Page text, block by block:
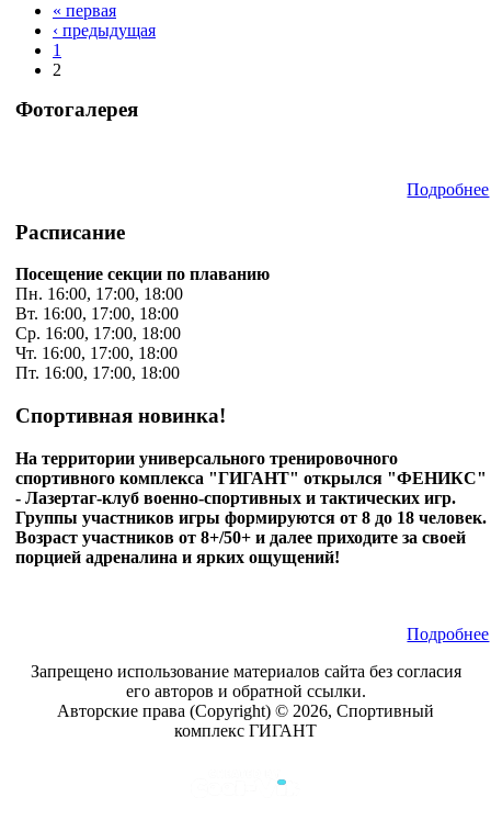
Страницы
« первая
‹ предыдущая
1
2
Фотогалерея
Подробнее
Расписание
Посещение секции по плаванию
Пн. 16:00, 17:00, 18:00
Вт. 16:00, 17:00, 18:00
Ср. 16:00, 17:00, 18:00
Чт. 16:00, 17:00, 18:00
Пт. 16:00, 17:00, 18:00
Спортивная новинка!
На территории универсального тренировочного
спортивного комплекса "ГИГАНТ" открылся "ФЕНИКС"
- Лазертаг-клуб военно-спортивных и тактических игр.
Группы участников игры формируются от 8 до 18 человек.
Возраст участников от 8+/50+ и далее приходите за своей
порцией адреналина и ярких ощущений!
Подробнее
Запрещено использование материалов сайта без согласия
его авторов и обратной ссылки.
Авторские права (Copyright) © 2026, Спортивный
комплекс ГИГАНТ